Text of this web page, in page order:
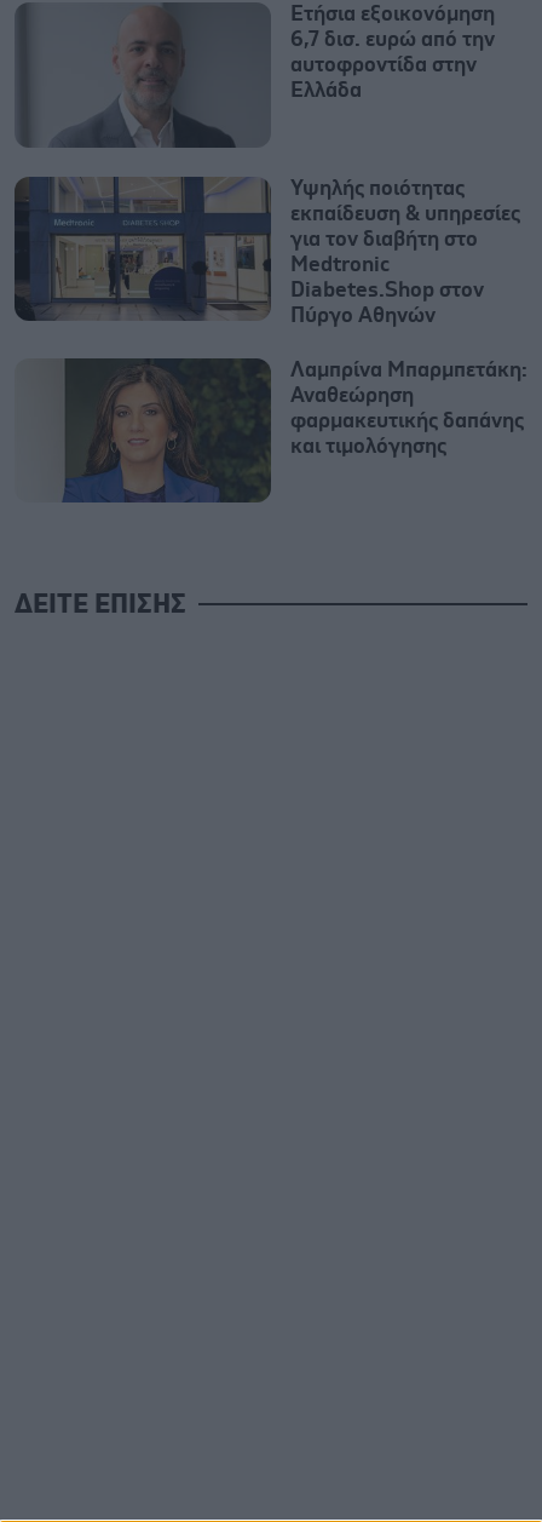
Ετήσια εξοικονόμηση
6,7 δισ. ευρώ από την
αυτοφροντίδα στην
Ελλάδα
Υψηλής ποιότητας
εκπαίδευση & υπηρεσίες
για τον διαβήτη στο
Medtronic
Diabetes.Shop στον
Πύργο Αθηνών
Λαμπρίνα Μπαρμπετάκη:
Αναθεώρηση
φαρμακευτικής δαπάνης
και τιμολόγησης
ΔΕΙΤΕ ΕΠΙΣΗΣ